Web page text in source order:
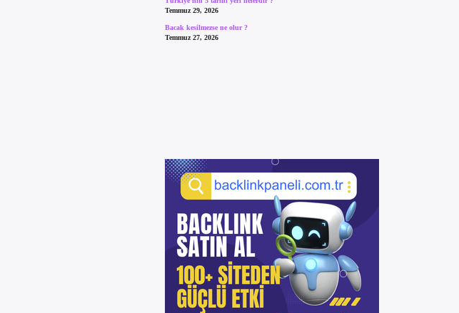
Temmuz 29, 2026
Bacak kesilmezse ne olur ?
Temmuz 27, 2026